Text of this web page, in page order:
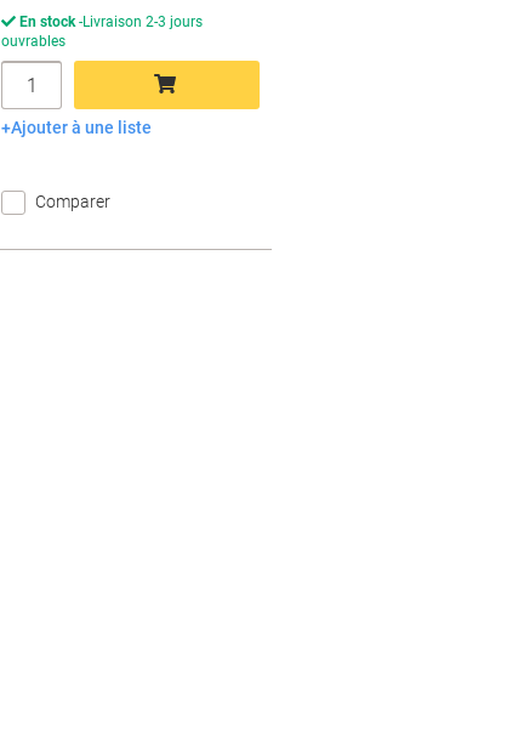
En stock Livraison 2-3 jours
ouvrables
Quantité
Ajouter au panier
Ajouter à une liste
Comparer